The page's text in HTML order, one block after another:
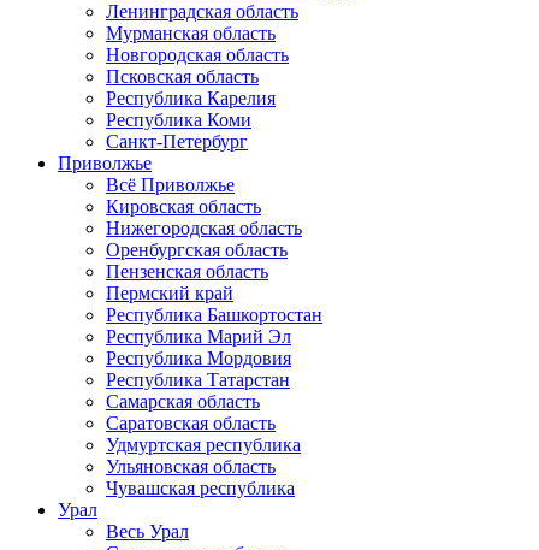
Ленинградская область
Мурманская область
Новгородская область
Псковская область
Республика Карелия
Республика Коми
Санкт-Петербург
Приволжье
Всё Приволжье
Кировская область
Нижегородская область
Оренбургская область
Пензенская область
Пермский край
Республика Башкортостан
Республика Марий Эл
Республика Мордовия
Республика Татарстан
Самарская область
Саратовская область
Удмуртская республика
Ульяновская область
Чувашская республика
Урал
Весь Урал